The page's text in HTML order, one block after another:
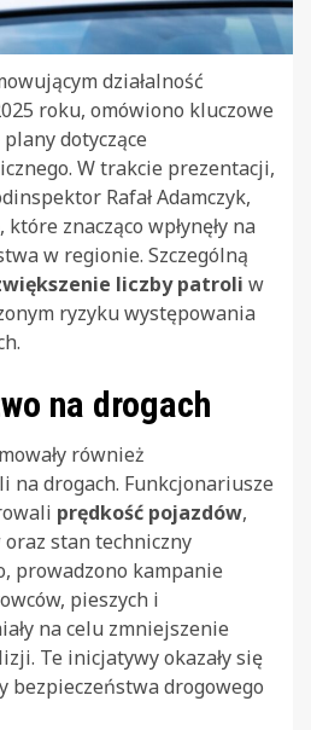
działalność
roku, omówiono kluczowe
dotyczące
W trakcie prezentacji,
Rafał Adamczyk,
znacząco wpłynęły na
w regionie. Szczególną
liczby patroli w
ryzyku występowania
na drogach
również
drogach. Funkcjonariusze
prędkość pojazdów,
stan techniczny
prowadzono kampanie
pieszych i
na celu zmniejszenie
Te inicjatywy okazały się
bezpieczeństwa drogowego